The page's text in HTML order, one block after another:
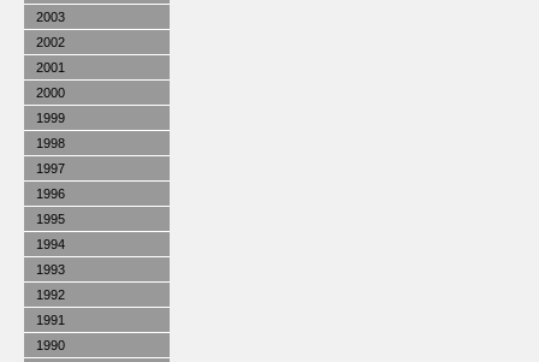
2003
2002
2001
2000
1999
1998
1997
1996
1995
1994
1993
1992
1991
1990